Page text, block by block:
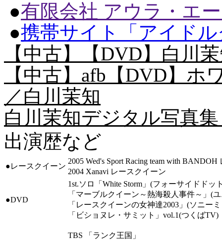
●有限会社 アウラ・エ
●携帯サイト「アイド
【中古】【DVD】白川
【中古】afb【DVD】
／白川茉知
白川茉知デジタル写真集
出演歴など
●レースクイーン
2005 Wed's Sport Racing team with
2004 Xanavi レースクイーン
●DVD
1st.ソロ「White Storm」(フォーサイドドッ
「マーブルクイーン～熱海殺人事件～」(
「レースクイーンの女神達2003」(ソニー
「ビショヌレ・サミット」vol.1(つくばTV)
TBS 「ランク王国」